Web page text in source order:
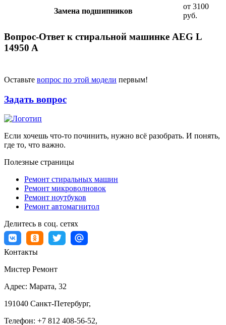
Замена подшипников
от 3100
руб.
Вопрос-Ответ к стиральной машинке AEG L
14950 A
Оставьте вопрос по этой модели первым!
Задать вопрос
Если хочешь что-то починить, нужно всё разобрать. И понять,
где то, что важно.
Полезные страницы
Ремонт стиральных машин
Ремонт микроволновок
Ремонт ноутбуков
Ремонт автомагнитол
Делитесь в соц. сетях
Контакты
Мистер Ремонт
Адрес: Марата, 32
191040 Санкт-Петербург,
Телефон: +7 812 408-56-52,